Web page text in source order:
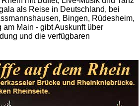
als Reise in Deutschland, bei
Bingen, Rüdesheim,
Main - gibt Auskunft über
und die verfügbaren